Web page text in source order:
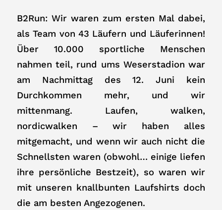
B2Run: Wir waren zum ersten Mal dabei,
als Team von 43 Läufern und Läuferinnen!
Über 10.000 sportliche Menschen
nahmen teil, rund ums Weserstadion war
am Nachmittag des 12. Juni kein
Durchkommen mehr, und wir
mittenmang. Laufen, walken,
nordicwalken – wir haben alles
mitgemacht, und wenn wir auch nicht die
Schnellsten waren (obwohl… einige liefen
ihre persönliche Bestzeit), so waren wir
mit unseren knallbunten Laufshirts doch
die am besten Angezogenen.